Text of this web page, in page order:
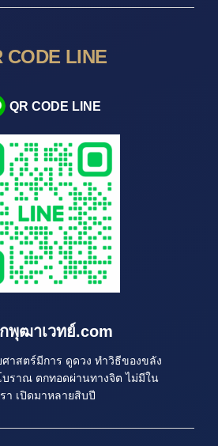
CODE LINE
QR CODE LINE
พุฒาเวทย์.com
ศาสตร์มีการ ดูดวง ทำวิธีของขลัง
บราณ ตกทอดผ่านทางจิต ไม่มีใน
า เปิดมาหลายสิบปี